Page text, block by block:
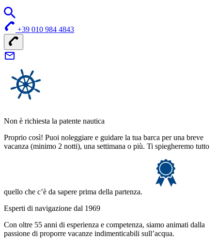
+39 010 984 4843
Non è richiesta la patente nautica
Proprio così! Puoi noleggiare e guidare la tua barca per una breve
vacanza (minimo 2 notti), una settimana o più. Ti spiegheremo tutto
quello che c’è da sapere prima della partenza.
Esperti di navigazione dal 1969
Con oltre 55 anni di esperienza e competenza, siamo animati dalla
passione di proporre vacanze indimenticabili sull’acqua.